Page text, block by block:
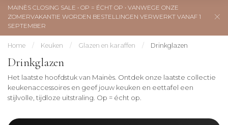
MAINÈS CLOSING SALE • OP = ÉCHT OP • VANWEGE ONZE
ZOMERVAKANTIE WORDEN BESTELLINGEN VERWERKT VANAF 1
SEPTEMBER
Home / Keuken / Glazen en karaffen / Drinkglazen
Drinkglazen
Het laatste hoofdstuk van Mainès. Ontdek onze laatste collectie
keukenaccessoires en geef jouw keuken en eettafel een
stijlvolle, tijdloze uitstraling. Op = écht op.